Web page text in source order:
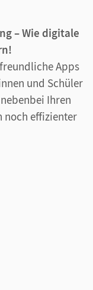
– Wie digitale
Apps
und Schüler
Ihren
noch effizienter